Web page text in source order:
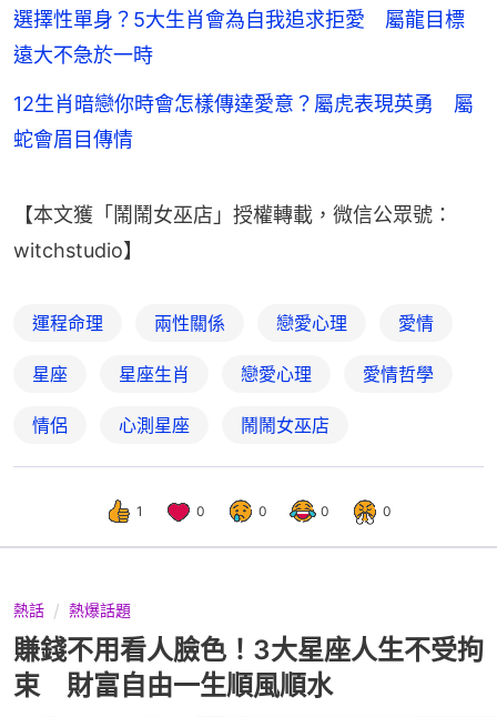
選擇性單身？5大生肖會為自我追求拒愛 屬龍目標
遠大不急於一時
12生肖暗戀你時會怎樣傳達愛意？屬虎表現英勇 屬
蛇會眉目傳情
【本文獲「鬧鬧女巫店」授權轉載，微信公眾號：
witchstudio】
運程命理 兩性關係 戀愛心理 愛情
星座 星座生肖 戀愛心理 愛情哲學
情侶 心測星座 鬧鬧女巫店
1 0 0 0 0
熱話 熱爆話題
賺錢不用看人臉色！3大星座人生不受拘
束 財富自由一生順風順水